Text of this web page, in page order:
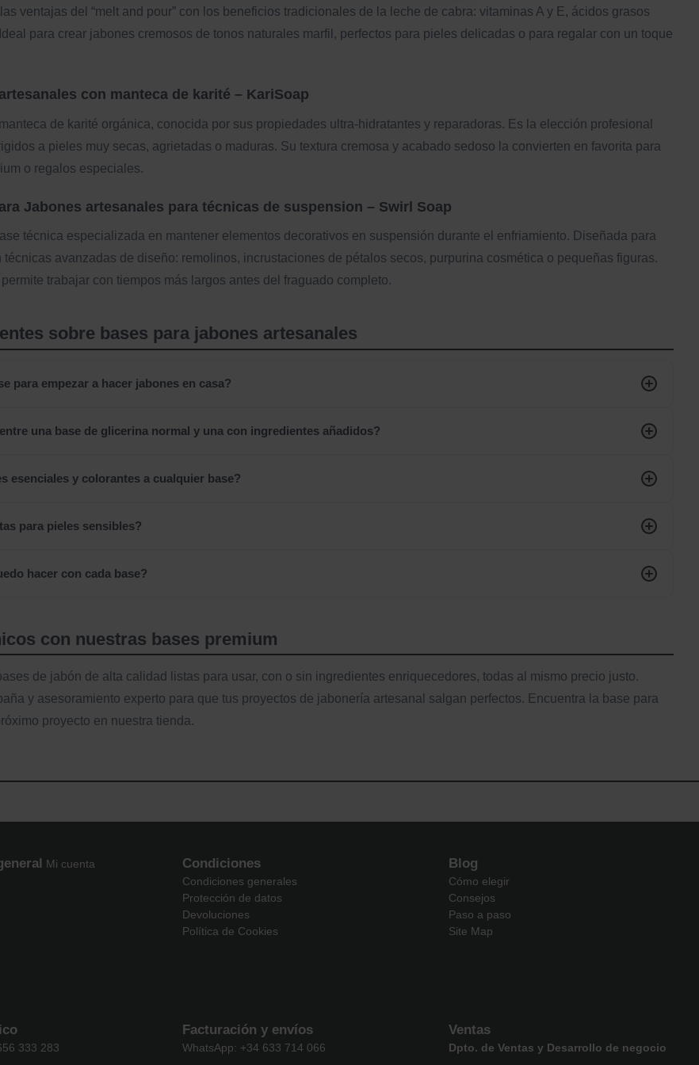
ventajas del “melt and pour” con los beneficios tradicionales de la leche de cabra: vitaminas A y E, ácidos grasos
para crear jabones cremosos de tonos naturales marfil, perfectos para pieles delicadas o para regalar con un toque
con manteca de karité – KariSoap
de karité orgánica, conocida por sus propiedades ultra-hidratantes y reparadoras. Es la elección profesional
a pieles muy secas, agrietadas o maduras. Su textura cremosa y acabado sedoso la convierten en favorita para
o regalos especiales.
Jabones artesanales para técnicas de suspension – Swirl Soap
técnica especializada en mantener elementos decorativos en suspensión durante el enfriamiento. Diseñada para
avanzadas de diseño: remolinos, incrustaciones de pétalos secos, purpurina cosmética o pequeñas figuras.
trabajar con tiempos más largos antes del fraguado completo.
sobre bases para jabones artesanales
para empezar a hacer jabones en casa?
una base de glicerina normal y una con ingredientes añadidos?
esenciales y colorantes a cualquier base?
para pieles sensibles?
hacer con cada base?
con nuestras bases premium
de jabón de alta calidad listas para usar, con o sin ingredientes enriquecedores, todas al mismo precio justo.
y asesoramiento experto para que tus proyectos de jabonería artesanal salgan perfectos. Encuentra la base para
proyecto en nuestra tienda.
Mi cuenta
Condiciones
Condiciones generales
Protección de datos
Devoluciones
Política de Cookies
Blog
Cómo elegir
Consejos
Paso a paso
Site Map
333 283
Facturación y envíos
WhatsApp: +34 633 714 066
Ventas
Dpto. de Ventas y Desarrollo de negocio